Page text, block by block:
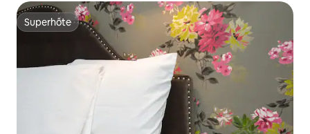
Superhôte
Superhôte